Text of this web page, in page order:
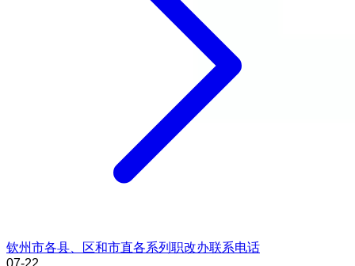
钦州市各县、区和市直各系列职改办联系电话
07-22